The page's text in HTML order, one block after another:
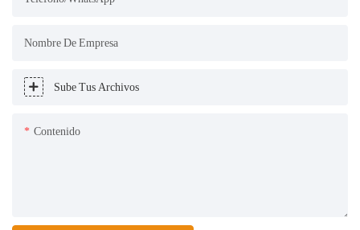
Nombre De Empresa
Sube Tus Archivos
Contenido